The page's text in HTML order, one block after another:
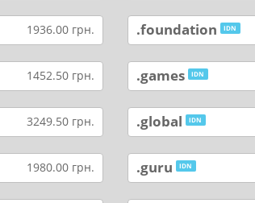
1936.00 грн. .foundation IDN
1452.50 грн. .games IDN
3249.50 грн. .global IDN
1980.00 грн. .guru IDN